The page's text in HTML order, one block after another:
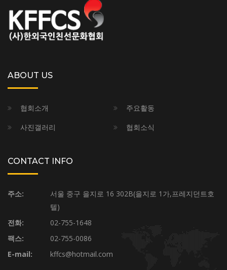
ABOUT US
협회소개
주요활동
사진갤러리
협회소식
CONTACT INFO
주소:
서울 중구 을지로 16 302B(을지로 1가,프레지던트호
텔)
전화:
02-755-1648
팩스:
02-755-0086
E-mail:
kffcs@hotmail.com